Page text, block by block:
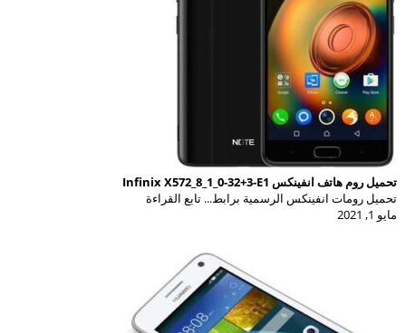
تحميل روم هاتف انفينكس Infinix X572_8_1_0-32+3-E1
تحميل رومات انفينكس الرسمية برابط... تابع القراءة
مايو 1, 2021